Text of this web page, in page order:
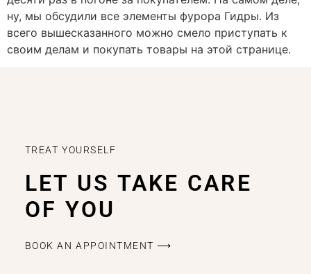
ну, мы обсудили все элементы фурора Гидры. Из
всего вышесказанного можно смело приступать к
своим делам и покупать товары на этой странице.
TREAT YOURSELF
LET US TAKE CARE
OF YOU
BOOK AN APPOINTMENT ⟶